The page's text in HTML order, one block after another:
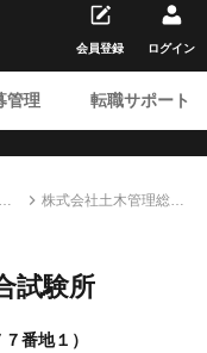
管理 転職サポート
会員登録 ログイン
株式会社土木管理総合
試験所
番地１）